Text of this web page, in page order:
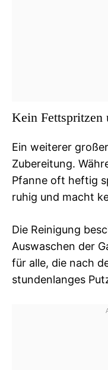
Kein Fettspritzen
Ein weiterer
Zubereitung.
Pfanne oft heftig
ruhig und macht
Die Reinigung
Auswaschen der
für alle, die nach
stundenlanges